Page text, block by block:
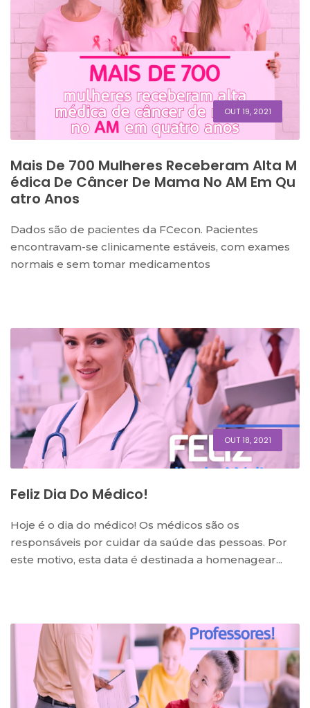
OUT 19, 2021
Mais De 700 Mulheres Receberam Alta M
Édica De Câncer De Mama No AM Em Qu
Atro Anos
Dados são de pacientes da FCecon. Pacientes
encontravam-se clinicamente estáveis, com exames
normais e sem tomar medicamentos
OUT 18, 2021
Feliz Dia Do Médico!
Hoje é o dia do médico! Os médicos são os
responsáveis por cuidar da saúde das pessoas. Por
este motivo, esta data é destinada a homenagear...